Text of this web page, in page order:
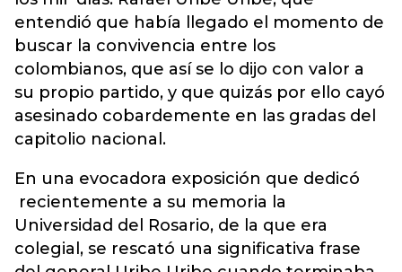
entendió que había llegado el momento de
buscar la convivencia entre los
colombianos, que así se lo dijo con valor a
su propio partido, y que quizás por ello cayó
asesinado cobardemente en las gradas del
capitolio nacional.
En una evocadora exposición que dedicó
recientemente a su memoria la
Universidad del Rosario, de la que era
colegial, se rescató una significativa frase